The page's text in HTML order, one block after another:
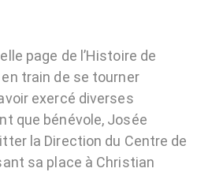
page de l’Histoire de
en train de se tourner
exercé diverses
que bénévole, Josée
la Direction du Centre de
sa place à Christian